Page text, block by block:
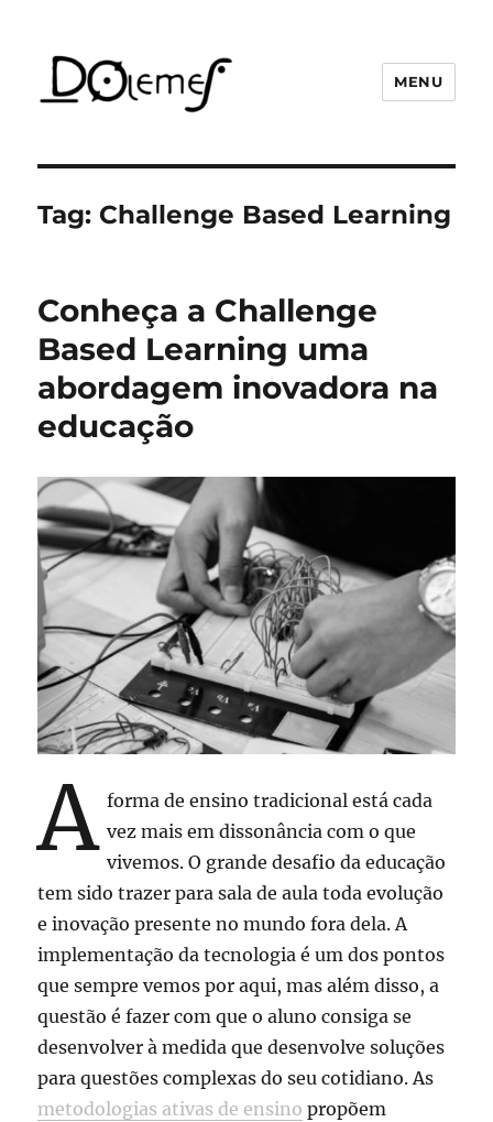
MENU
Tag: Challenge Based Learning
Conheça a Challenge
Based Learning uma
abordagem inovadora na
educação
A forma de ensino tradicional está cada
vez mais em dissonância com o que
vivemos. O grande desafio da educação
tem sido trazer para sala de aula toda evolução
e inovação presente no mundo fora dela. A
implementação da tecnologia é um dos pontos
que sempre vemos por aqui, mas além disso, a
questão é fazer com que o aluno consiga se
desenvolver à medida que desenvolve soluções
para questões complexas do seu cotidiano. As
metodologias ativas de ensino propõem